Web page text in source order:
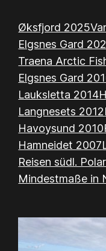
Øksfjord 2025
Elgsnes Gard
Traena Arctic
Elgsnes Gard
Lauksletta 2014
Langnesets 2012
Havoysund 2010
Hamneidet 2007
Reisen südl.
Mindestmaße in